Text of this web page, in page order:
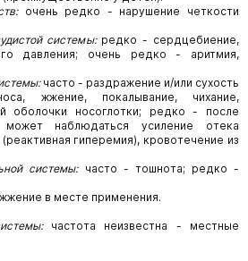
очень редко - нарушение четкости
системы:редко - сердцебиение,
давления; очень редко - аритмия,
часто - раздражение и/или сухость
жжение, покалывание, чихание,
оболочки носоглотки; редко - после
может наблюдаться усиление отека
гиперемия), кровотечение из
системы:часто - тошнота; редко -
в месте применения.
частота неизвестна - местные